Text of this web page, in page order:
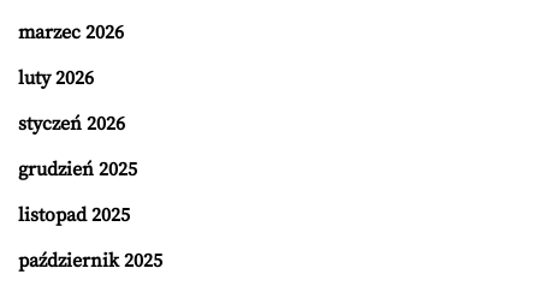
marzec 2026
luty 2026
styczeń 2026
grudzień 2025
listopad 2025
październik 2025